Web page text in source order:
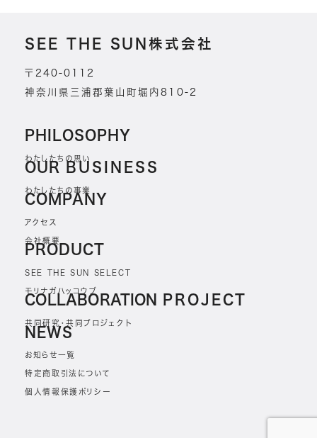
SEE THE SUN株式会社
〒240-0112
神奈川県三浦郡葉山町堀内810-2
PHILOSOPHY
わたしたちの思い
PRODUCT
SEE THE SUN SELECT
モリナガハッコウブ
OUR BUSINESS
わたしたちの事業
COLLABORATION PROJECT
共同研究・共同プロジェクト
COMPANY
アクセス
会社概要
NEWS
お知らせ一覧
特定商取引法について
個人情報保護ポリシー